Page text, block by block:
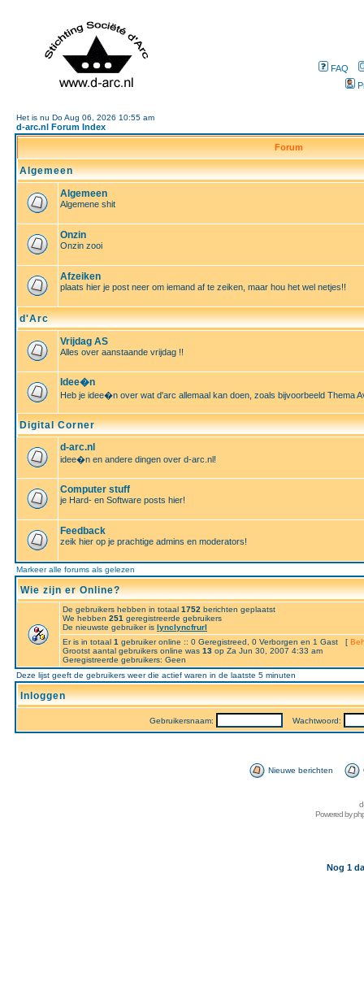
FAQ
Het is nu Do Aug 06, 2026 10:55 am
d-arc.nl Forum Index
Forum
Algemeen
Algemeen
Algemene shit
Onzin
Onzin zooi
Afzeiken
plaats hier je post neer om iemand af te zeiken, maar hou het wel netjes!!
d'Arc
Vrijdag AS
Alles over aanstaande vrijdag !!
Idee�n
Heb je idee�n over wat d'arc allemaal kan doen, zoals bijvoorbeeld Thema
Digital Corner
d-arc.nl
idee�n en andere dingen over d-arc.nl!
Computer stuff
je Hard- en Software posts hier!
Feedback
zeik hier op je prachtige admins en moderators!
Markeer alle forums als gelezen
Wie zijn er Online?
De gebruikers hebben in totaal 1752 berichten geplaatst
We hebben 251 geregistreerde gebruikers
De nieuwste gebruiker is lynclyncfrurl
Er is in totaal 1 gebruiker online :: 0 Geregistreed, 0 Verborgen en 1 Gast [
Grootst aantal gebruikers online was 13 op Za Jun 30, 2007 4:33 am
Geregistreerde gebruikers: Geen
Deze lijst geeft de gebruikers weer die actief waren in de laatste 5 minuten
Inloggen
Gebruikersnaam: Wachtwoord:
Nieuwe berichten
Powered by
Nog 1